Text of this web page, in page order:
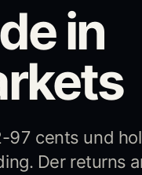
in
97 cents und
Der returns